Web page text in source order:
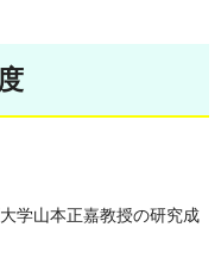
学山本正嘉教授の研究成